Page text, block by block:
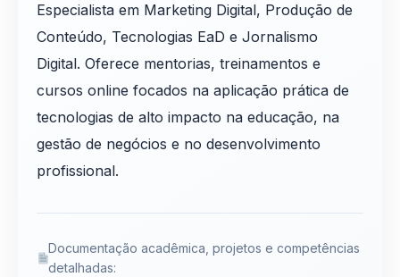
Especialista em Marketing Digital, Produção de
Conteúdo, Tecnologias EaD e Jornalismo
Digital. Oferece mentorias, treinamentos e
cursos online focados na aplicação prática de
tecnologias de alto impacto na educação, na
gestão de negócios e no desenvolvimento
profissional.
Documentação acadêmica, projetos e competências
detalhadas: